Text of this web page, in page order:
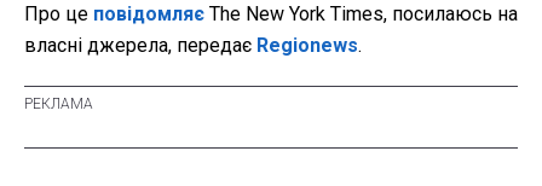
Про це повідомляє The New York Times, посилаюсь на
власні джерела, передає Regionews.